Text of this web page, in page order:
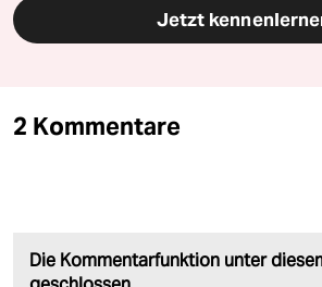
Jetzt
2 Kommentare
Die Kommentarfunktion unter